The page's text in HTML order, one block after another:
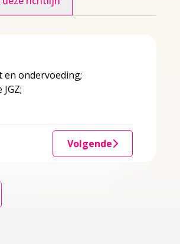
ondervoeding;
Volgende